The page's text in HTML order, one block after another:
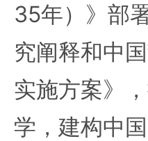
35年）》部
究阐释和中
实施方案》
学，建构中